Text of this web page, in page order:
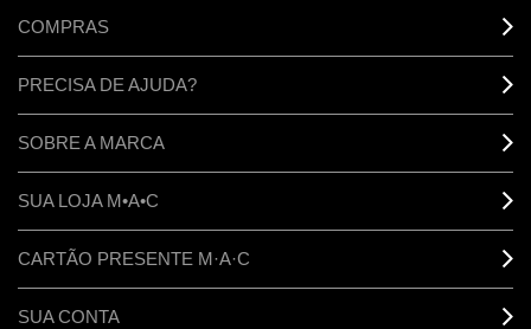
COMPRAS
PRECISA DE AJUDA?
SOBRE A MARCA
SUA LOJA M•A•C
CARTÃO PRESENTE M·A·C
SUA CONTA